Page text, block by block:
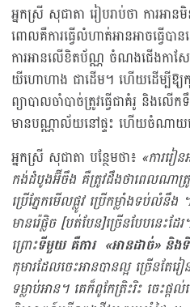
អ្នកស្រី សុជាតា រៀបរាប់ថា ការអា
ពោលគឺការធ្វើលំហាត់អានអាចធ្វើបា
ការអានលើខិតប័ណ្ណ ចំណងជើងកាស
យីហោហាង ជាដើម។ ហើយដើម្បីឱ្យកុ
ព្យាបាលចាំបាច់ត្រូវធ្វើជាគំរូ និងលើក
មានបណ្ណាល័យនៅផ្ទះ ហើយចំណាយ
អ្នកស្រី សុជាតា បន្ថែមថា៖ «ការ​រៀ
កង់​ដំបូង​អ៊ីចឹង គឺ​ត្រូវ​ដឹង​ថា​ពេល​ណា​ត្រូវ
ប្រើ​ភ្នែក​មើល​ផ្លូវ ប្រើ​កម្លាំង​ទប់​លំ
មាន​រ៉េផ្លិច[បត់បែន]ច្រើន​បែប​នេះ​ដែ
ព្រោះ​ទីមួយ​ គឺ​ការ ​ «អាន​ដាច់»និង​ទី
កុមារ​ដែល​ចេះ​អាន​បាន​ល្អ ច្រើន​ត
ទម្លាប់​អាន។ គេ​ក៏​ពូកែ​ត្រិះរិះ​ ចេ